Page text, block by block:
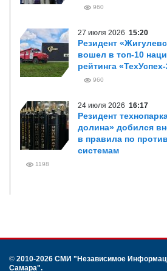
960
27 июля 2026 15:20
Резидент
вошел в топ-10
рейтинга
960
24 июля 2026 16:17
Резидент
долина» добился
в правила по
системам
1198
© 2010-2026 СМИ "Независимое
Самара".